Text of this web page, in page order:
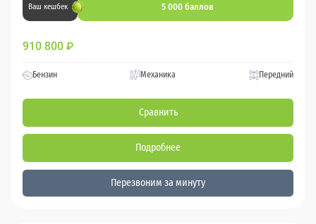
Ваш кешбек 5 000 баллов
910 800 ₽
Бензин Механика Передний
Сравнить
Подробнее
Перезвоним за минуту